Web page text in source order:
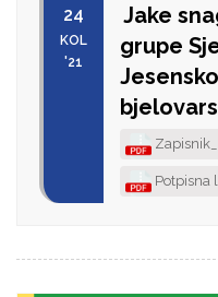
24
KOL
'21
Jake
grupe
Potpisna